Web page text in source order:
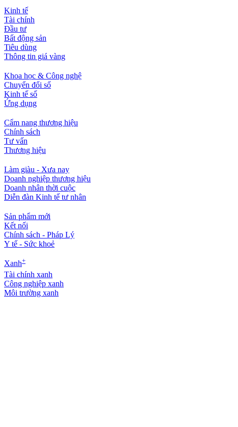
Kinh tế
Tài chính
Đầu tư
Bất động sản
Tiêu dùng
Thông tin giá vàng
Khoa học & Công nghệ
Chuyển đổi số
Kinh tế số
Ứng dụng
Cẩm nang thương hiệu
Chính sách
Tư vấn
Thương hiệu
Làm giàu - Xưa nay
Doanh nghiệp thương hiệu
Doanh nhân thời cuộc
Diễn đàn Kinh tế tư nhân
Sản phẩm mới
Kết nối
Chính sách - Pháp Lý
Y tế - Sức khoẻ
Xanh+
Tài chính xanh
Công nghiệp xanh
Môi trường xanh